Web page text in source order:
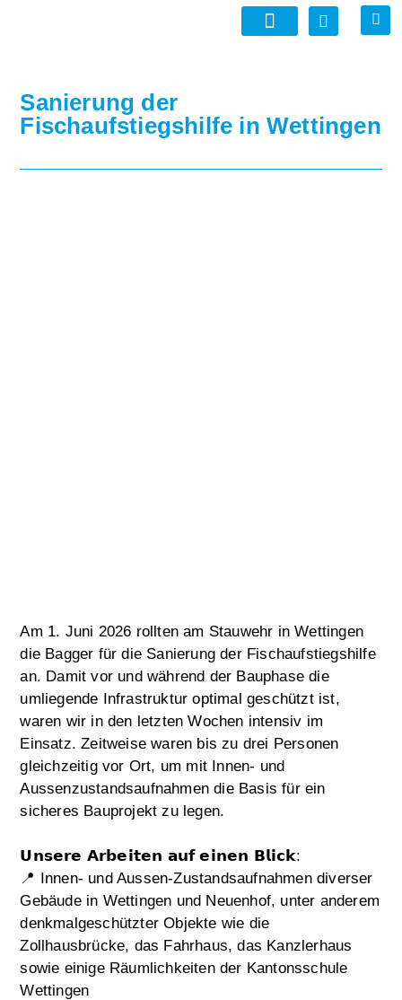
Sanierung der
Fischaufstiegshilfe in Wettingen
Am 1. Juni 2026 rollten am Stauwehr in Wettingen
die Bagger für die Sanierung der Fischaufstiegshilfe
an. Damit vor und während der Bauphase die
umliegende Infrastruktur optimal geschützt ist,
waren wir in den letzten Wochen intensiv im
Einsatz. Zeitweise waren bis zu drei Personen
gleichzeitig vor Ort, um mit Innen- und
Aussenzustandsaufnahmen die Basis für ein
sicheres Bauprojekt zu legen.
𝗨𝗻𝘀𝗲𝗿𝗲 𝗔𝗿𝗯𝗲𝗶𝘁𝗲𝗻 𝗮𝘂𝗳 𝗲𝗶𝗻𝗲𝗻 𝗕𝗹𝗶𝗰𝗸:
📍 Innen- und Aussen-Zustandsaufnahmen diverser
Gebäude in Wettingen und Neuenhof, unter anderem
denkmalgeschützter Objekte wie die
Zollhausbrücke, das Fahrhaus, das Kanzlerhaus
sowie einige Räumlichkeiten der Kantonsschule
Wettingen